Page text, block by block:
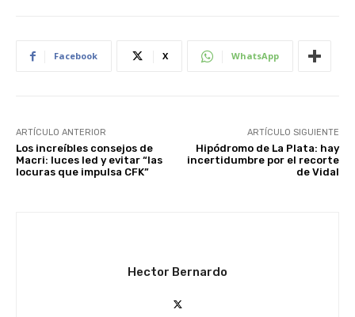
Facebook X WhatsApp
ARTÍCULO ANTERIOR
Los increíbles consejos de
Macri: luces led y evitar “las
locuras que impulsa CFK”
ARTÍCULO SIGUIENTE
Hipódromo de La Plata: hay
incertidumbre por el recorte
de Vidal
Hector Bernardo